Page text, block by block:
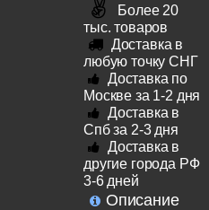
Более 20
тыс. товаров
Доставка в
любую точку СНГ
Доставка по
Москве за 1-2 дня
Доставка в
Спб за 2-3 дня
Доставка в
другие города РФ
3-6 дней
Описание